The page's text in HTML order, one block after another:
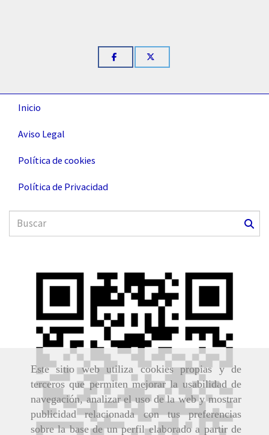
Este sitio web utiliza cookies propias y de
terceros que permiten mejorar la usabilidad de
navegación, analizar el uso de la web y mostrar
publicidad relacionada con tus preferencias
sobre la base de un perfil elaborado a partir de
Inicio
Aviso Legal
Política de cookies
Política de Privacidad